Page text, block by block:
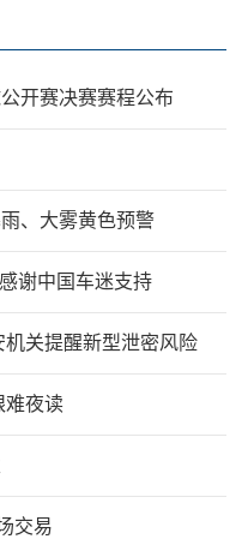
开赛决赛赛程公布
、大雾黄色预警
谢中国车迷支持
关提醒新型泄密风险
难夜读
交易